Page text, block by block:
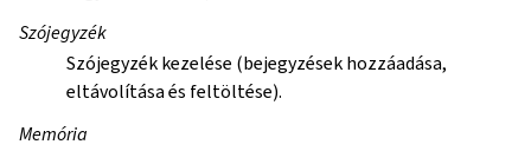
Szójegyzék
Szójegyzék kezelése (bejegyzések hozzáadása,
eltávolítása és feltöltése).
Memória